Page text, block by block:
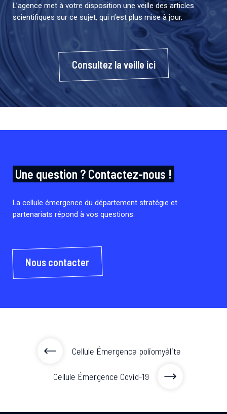
L’agence met à votre disposition une veille des articles
scientifiques sur ce sujet, qui n’est plus mise à jour.
Consultez la veille ici
Une question ? Contactez-nous !
La cellule émergence du département stratégie et
partenariats répond à vos questions.
Nous contacter
Cellule Émergence poliomyélite
Cellule Émergence Covid-19